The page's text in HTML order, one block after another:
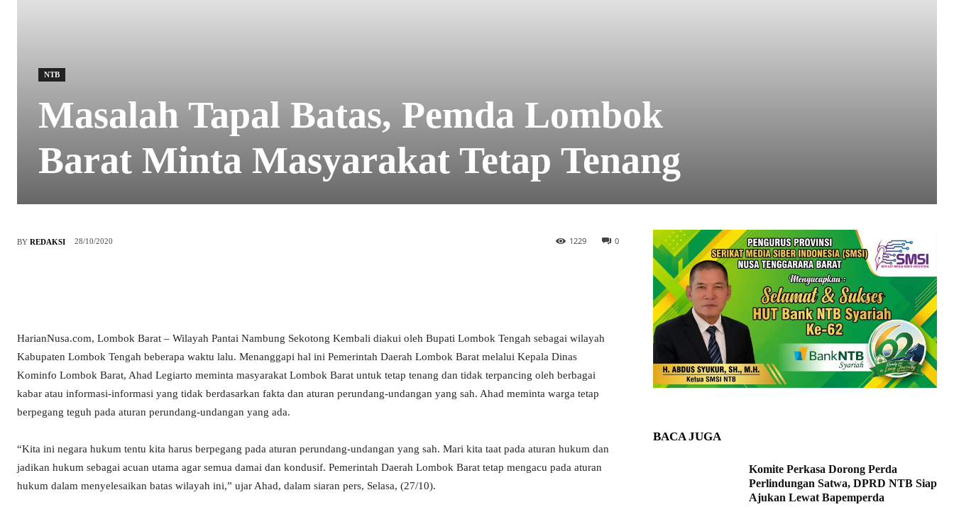
NTB
Masalah Tapal Batas, Pemda Lombok
Barat Minta Masyarakat Tetap Tenang
BY REDAKSI 28/10/2020 0
1229
HarianNusa.com, Lombok Barat – Wilayah Pantai Nambung Sekotong Kembali diakui oleh Bupati Lombok Tengah sebagai wilayah
Kabupaten Lombok Tengah beberapa waktu lalu. Menanggapi hal ini Pemerintah Daerah Lombok Barat melalui Kepala Dinas
Kominfo Lombok Barat, Ahad Legiarto meminta masyarakat Lombok Barat untuk tetap tenang dan tidak terpancing oleh berbagai
kabar atau informasi-informasi yang tidak berdasarkan fakta dan aturan perundang-undangan yang sah. Ahad meminta warga tetap
berpegang teguh pada aturan perundang-undangan yang ada.
“Kita ini negara hukum tentu kita harus berpegang pada aturan perundang-undangan yang sah. Mari kita taat pada aturan hukum dan
jadikan hukum sebagai acuan utama agar semua damai dan kondusif. Pemerintah Daerah Lombok Barat tetap mengacu pada aturan
hukum dalam menyelesaikan batas wilayah ini,” ujar Ahad, dalam siaran pers, Selasa, (27/10).
BACA JUGA
Komite Perkasa Dorong Perda
Perlindungan Satwa, DPRD NTB Siap
Ajukan Lewat Bapemperda